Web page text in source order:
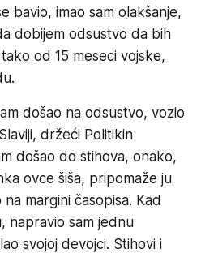
bavio, imao sam olakšanje,
dobijem odsustvo da bih
od 15 meseci vojske,
došao na odsustvo, vozio
držeći Politikin
došao do stihova, onako,
ovce šiša, pripomaže ju
na margini časopisa. Kad
napravio sam jednu
svojoj devojci. Stihovi i